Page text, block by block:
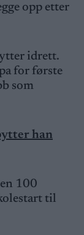
opp etter
idrett.
for første
som
han
100
til